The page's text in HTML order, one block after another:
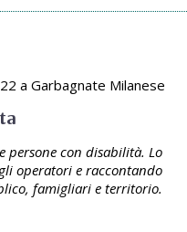
a Garbagnate Milanese
con disabilità. Lo
operatori e raccontando
famigliari e territorio.